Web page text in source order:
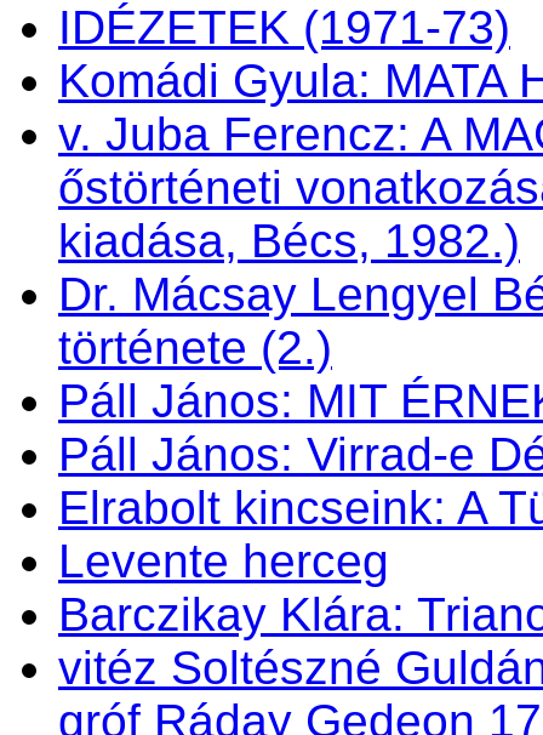
IDÉZETEK (1971-73)
Komádi Gyula: MATA
v. Juba Ferencz: A
őstörténeti
kiadása, Bécs, 1982.)
Dr. Mácsay Lengyel
története (2.)
Páll János: MIT
Páll János: Virrad-e
Elrabolt kincseink: A
Levente herceg
Barczikay Klára:
vitéz Soltészné
gróf Ráday Gedeon